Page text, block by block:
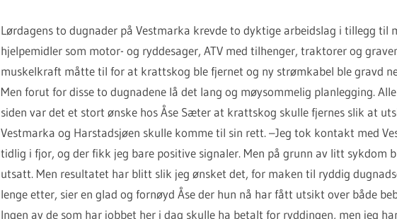
Lørdagens to dugnader på Vestmarka krevde to dyktige arbeidslag i tillegg til
hjelpemidler som motor- og ryddesager, ATV med tilhenger, traktorer og
muskelkraft måtte til for at krattskog ble fjernet og ny strømkabel ble gravd
Men forut for disse to dugnadene lå det lang og møysommelig planlegging.
siden var det et stort ønske hos Åse Sæter at krattskog skulle fjernes slik at
Vestmarka og Harstadsjøen skulle komme til sin rett. –Jeg tok kontakt med
tidlig i fjor, og der fikk jeg bare positive signaler. Men på grunn av litt sykdom
utsatt. Men resultatet har blitt slik jeg ønsket det, for maken til ryddig
lenge etter, sier en glad og fornøyd Åse der hun nå har fått utsikt over både
Ingen av de som har jobbet her i dag skulle ha betalt for ryddingen, men jeg